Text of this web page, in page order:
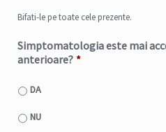
Bifati-le pe toate cele prezente.
Simptomatologia este mai
anterioare? *
DA
NU